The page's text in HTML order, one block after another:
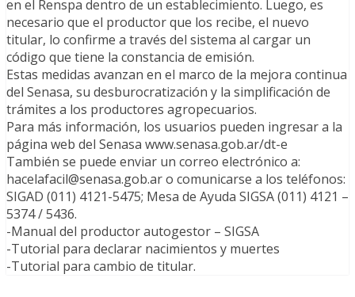
en el Renspa dentro de un establecimiento. Luego, es
necesario que el productor que los recibe, el nuevo
titular, lo confirme a través del sistema al cargar un
código que tiene la constancia de emisión.
Estas medidas avanzan en el marco de la mejora continua
del Senasa, su desburocratización y la simplificación de
trámites a los productores agropecuarios.
Para más información, los usuarios pueden ingresar a la
página web del Senasa www.senasa.gob.ar/dt-e
También se puede enviar un correo electrónico a:
hacelafacil@senasa.gob.ar o comunicarse a los teléfonos:
SIGAD (011) 4121-5475; Mesa de Ayuda SIGSA (011) 4121 –
5374 / 5436.
-Manual del productor autogestor – SIGSA
-Tutorial para declarar nacimientos y muertes
-Tutorial para cambio de titular.